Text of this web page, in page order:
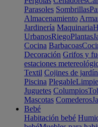
Parasoles Sombrillas
Almacenamiento
Jardinería Maquinaria
UrbanosRiegoPlantas
Cocina Barbacoas
Decoración Grifos y
estaciones
Textil Cojines de jardín
Piscina Plegable
Juguetes Columpios
Mascotas Comederos
Bebé
Habitación bebé